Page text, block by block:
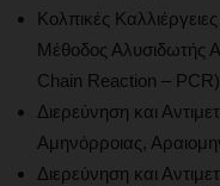
Κολπικές
Μέθοδος Αλυσιδωτής
Chain Reaction – PCR)
Διερεύνηση και
Αμηνόρροιας,
Διερεύνηση και